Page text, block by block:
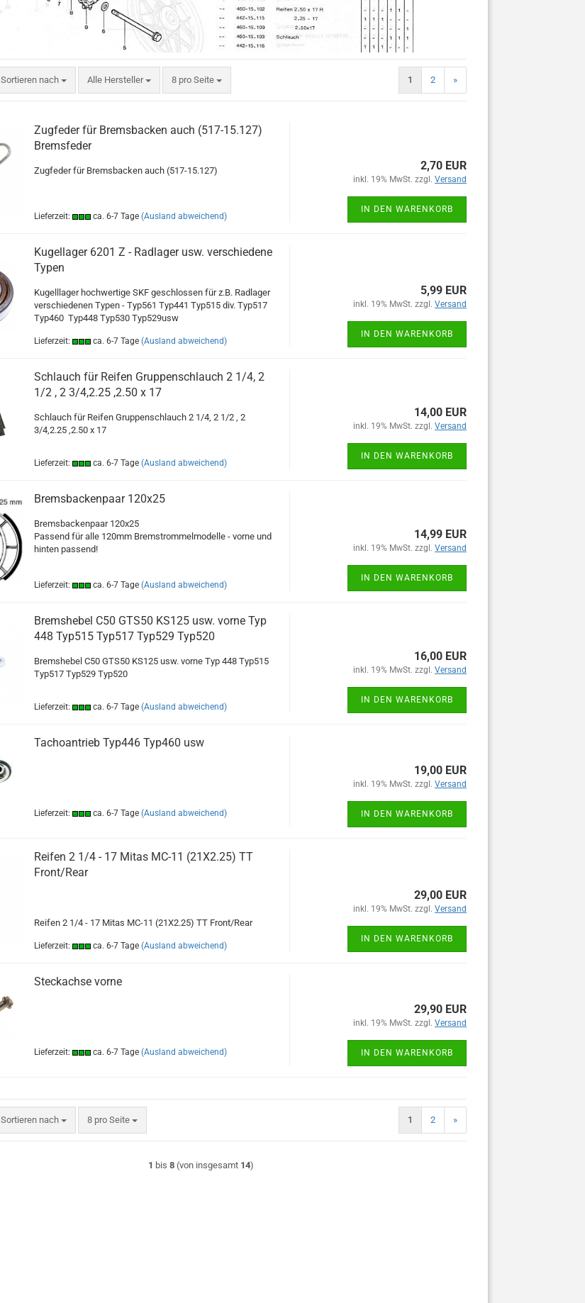
Sortieren nach
Sortieren nach Alle Hersteller 8 pro Seite
pro Seite 1 2 »
Zugfeder für Bremsbacken auch (517-15.127)
Bremsfeder
Zugfeder für Bremsbacken auch (517-15.127)
Lieferzeit: ca. 6-7 Tage (Ausland abweichend)
2,70 EUR
inkl. 19% MwSt. zzgl. Versand
IN DEN WARENKORB
Kugellager 6201 Z - Radlager usw. verschiedene
Typen
Kugelllager hochwertige SKF geschlossen für z.B. Radlager
verschiedenen Typen - Typ561 Typ441 Typ515 div. Typ517
Typ460 Typ448 Typ530 Typ529usw
Lieferzeit: ca. 6-7 Tage (Ausland abweichend)
5,99 EUR
inkl. 19% MwSt. zzgl. Versand
IN DEN WARENKORB
Schlauch für Reifen Gruppenschlauch 2 1/4, 2
1/2 , 2 3/4,2.25 ,2.50 x 17
Schlauch für Reifen Gruppenschlauch 2 1/4, 2 1/2 , 2
3/4,2.25 ,2.50 x 17
Lieferzeit: ca. 6-7 Tage (Ausland abweichend)
14,00 EUR
inkl. 19% MwSt. zzgl. Versand
IN DEN WARENKORB
Bremsbackenpaar 120x25
Bremsbackenpaar 120x25
Passend für alle 120mm Bremstrommelmodelle - vorne und
hinten passend!
Lieferzeit: ca. 6-7 Tage (Ausland abweichend)
14,99 EUR
inkl. 19% MwSt. zzgl. Versand
IN DEN WARENKORB
Bremshebel C50 GTS50 KS125 usw. vorne Typ
448 Typ515 Typ517 Typ529 Typ520
Bremshebel C50 GTS50 KS125 usw. vorne Typ 448 Typ515
Typ517 Typ529 Typ520
Lieferzeit: ca. 6-7 Tage (Ausland abweichend)
16,00 EUR
inkl. 19% MwSt. zzgl. Versand
IN DEN WARENKORB
Tachoantrieb Typ446 Typ460 usw
Lieferzeit: ca. 6-7 Tage (Ausland abweichend)
19,00 EUR
inkl. 19% MwSt. zzgl. Versand
IN DEN WARENKORB
Reifen 2 1/4 - 17 Mitas MC-11 (21X2.25) TT
Front/Rear
Reifen 2 1/4 - 17 Mitas MC-11 (21X2.25) TT Front/Rear
Lieferzeit: ca. 6-7 Tage (Ausland abweichend)
29,00 EUR
inkl. 19% MwSt. zzgl. Versand
IN DEN WARENKORB
Steckachse vorne
Lieferzeit: ca. 6-7 Tage (Ausland abweichend)
29,90 EUR
inkl. 19% MwSt. zzgl. Versand
IN DEN WARENKORB
Sortieren nach
Sortieren nach 8 pro Seite
pro Seite 1 2 »
1 bis 8(von insgesamt 14)